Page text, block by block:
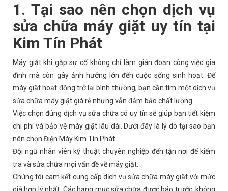
1. Tại sao nên chọn dịch vụ
sửa chữa máy giặt uy tín tại
Kim Tín Phát
Máy giặt khi gặp sự cố không chỉ làm gián đoạn công việc gia
đình mà còn gây ảnh hưởng lớn đến cuộc sống sinh hoạt. Để
máy giặt hoạt động trở lại bình thường, bạn cần tìm một dịch vụ
sửa chữa máy giặt giá rẻ nhưng vẫn đảm bảo chất lượng.
Việc chọn đúng dịch vụ sửa chữa có uy tín sẽ giúp bạn tiết kiệm
chi phí và bảo vệ máy giặt lâu dài. Dưới đây là lý do tại sao bạn
nên chọn Điện Máy Kim Tín Phát:
Đội ngũ nhân viên kỹ thuật chuyên nghiệp đến tận nơi để kiểm
tra và sửa chữa mọi vấn đề về máy giặt.
Chúng tôi cam kết cung cấp dịch vụ sửa chữa máy giặt với mức